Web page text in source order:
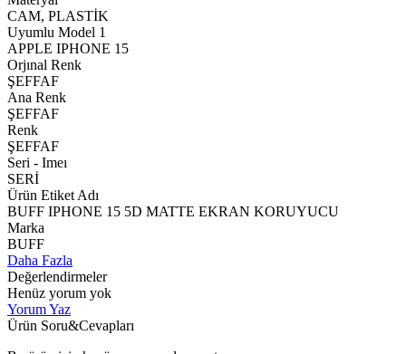
CAM, PLASTİK
Uyumlu Model 1
APPLE IPHONE 15
Orjınal Renk
ŞEFFAF
Ana Renk
ŞEFFAF
Renk
ŞEFFAF
Seri - Imeı
SERİ
Ürün Etiket Adı
BUFF IPHONE 15 5D MATTE EKRAN KORUYUCU
Marka
BUFF
Daha Fazla
Değerlendirmeler
Henüz yorum yok
Yorum Yaz
Ürün Soru&Cevapları